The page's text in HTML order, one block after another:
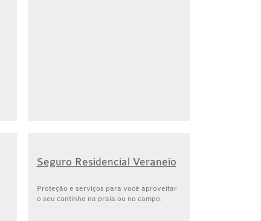
Seguro Residencial Veraneio
Proteção e serviços para você aproveitar
o seu cantinho na praia ou no campo.